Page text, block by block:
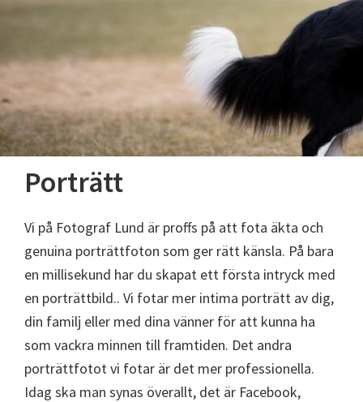
Porträtt
Vi på Fotograf Lund är proffs på att fota äkta och
genuina porträttfoton som ger rätt känsla. På bara
en millisekund har du skapat ett första intryck med
en porträttbild.. Vi fotar mer intima porträtt av dig,
din familj eller med dina vänner för att kunna ha
som vackra minnen till framtiden. Det andra
porträttfotot vi fotar är det mer professionella.
Idag ska man synas överallt, det är Facebook,